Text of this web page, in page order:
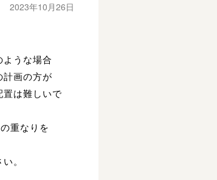
2023年10月26日
うな場合
計画の方が
は難しいで
重なりを
。